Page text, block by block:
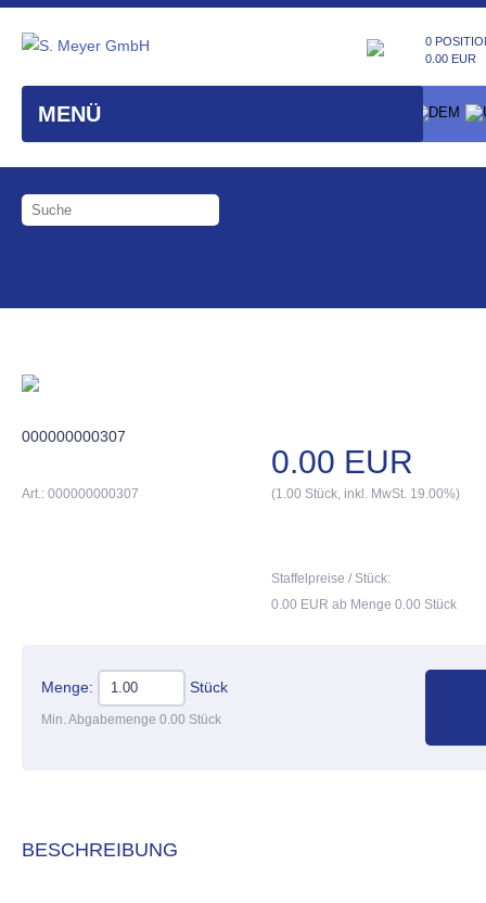
MENÜ
0
0.00 EUR
000000000307
0.00 EUR
Art.: 000000000307 (1.00 Stück, inkl. MwSt. 19.00%)
Staffelpreise / Stück:
0.00 EUR ab Menge 0.00 Stück
Menge: Stück
Min. Abgabemenge 0.00 Stück
BESCHREIBUNG